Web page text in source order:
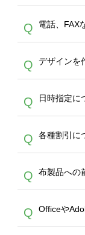
デ
30
は
や
作
サ
す。
A
ド
写
い
ら
し
い）
Q 電話、FAX
A
文
作
ス
で
Q デザインを
A
を
30
バ
ビ
は
Q 日時指定に
A
ん
メ
者
Q 各種割引に
A
カ
ま
イ
ン
ト
Q 布製品への
A
意
ワ
Q Officeや